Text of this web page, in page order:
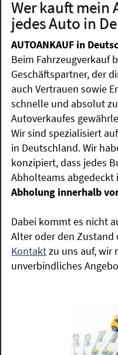
Wer kauft mein
jedes Auto in
AUTOANKAUF in
Beim Fahrzeugverkauf
Geschäftspartner, der
auch Vertrauen sowie
schnelle und absolut
Autoverkaufes
Wir sind spezialisiert
in Deutschland. Wir
konzipiert, dass jedes
Abholteams abgedeckt
Abholung innerhalb
Dabei kommt es nicht
Alter oder den Zustand
Kontaktzu uns auf, wir
unverbindliches